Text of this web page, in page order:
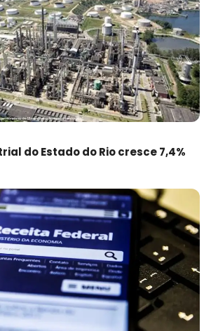
do Estado do Rio cresce 7,4%